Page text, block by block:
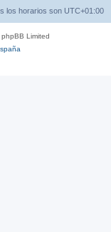
los horarios son UTC+01:00
Limited